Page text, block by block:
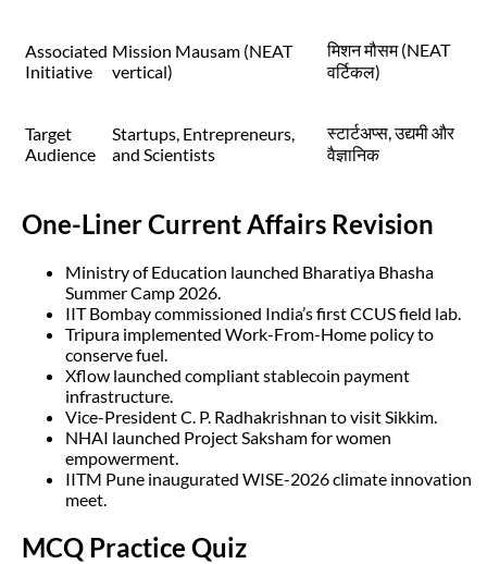
Associated
Initiative
Mission Mausam (NEAT
vertical)
मिशन मौसम (NEAT
वर्टिकल)
Target
Audience
Startups, Entrepreneurs,
and Scientists
स्टार्टअप्स, उद्यमी और
वैज्ञानिक
One-Liner Current Affairs Revision
Ministry of Education launched Bharatiya Bhasha
Summer Camp 2026.
IIT Bombay commissioned India’s first CCUS field lab.
Tripura implemented Work-From-Home policy to
conserve fuel.
Xflow launched compliant stablecoin payment
infrastructure.
Vice-President C. P. Radhakrishnan to visit Sikkim.
NHAI launched Project Saksham for women
empowerment.
IITM Pune inaugurated WISE-2026 climate innovation
meet.
MCQ Practice Quiz